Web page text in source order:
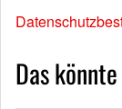
Das